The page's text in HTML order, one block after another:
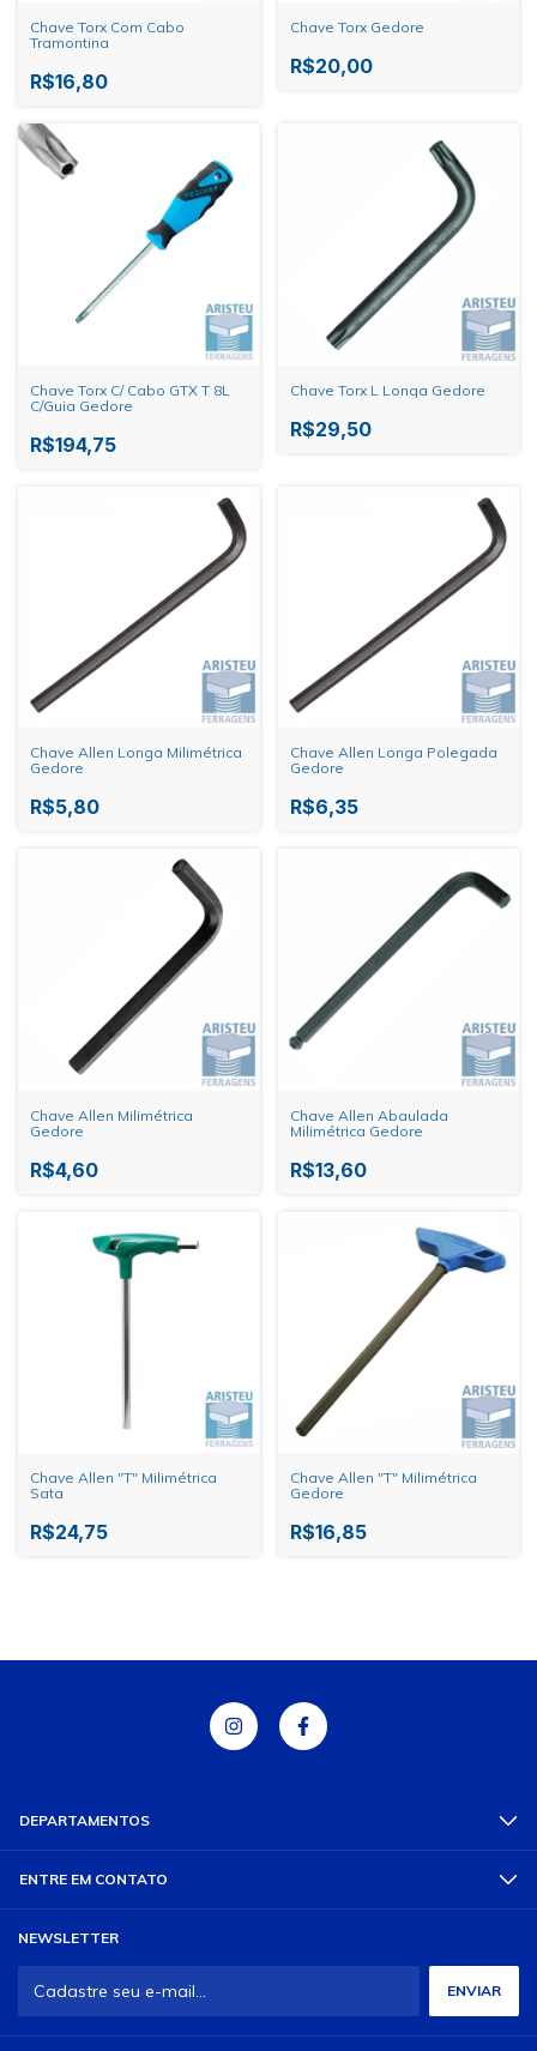
Chave Torx Com Cabo
Tramontina
R$16,80
Chave Torx Gedore
R$20,00
Chave Torx C/ Cabo GTX T 8L
C/Guia Gedore
R$194,75
Chave Torx L Longa Gedore
R$29,50
Chave Allen Longa Milimétrica
Gedore
R$5,80
Chave Allen Longa Polegada
Gedore
R$6,35
Chave Allen Milimétrica
Gedore
R$4,60
Chave Allen Abaulada
Milimétrica Gedore
R$13,60
Chave Allen "T" Milimétrica
Sata
R$24,75
Chave Allen "T" Milimétrica
Gedore
R$16,85
DEPARTAMENTOS
ENTRE EM CONTATO
NEWSLETTER